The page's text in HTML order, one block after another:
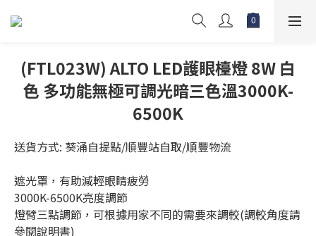
(FTL023W) ALTO LED護眼檯燈 8W 白
色 多功能無極可調光暗三色溫3000K-
6500K
送貨方式: 葵涌自提點/順豐站自取/順豐物流
遮光罩，有助減輕眼睛疲勞
3000K-6500K亮度調節
燈臂三點調節，可根據用家不同的需要來調較(調較角度請
參閱說明書)